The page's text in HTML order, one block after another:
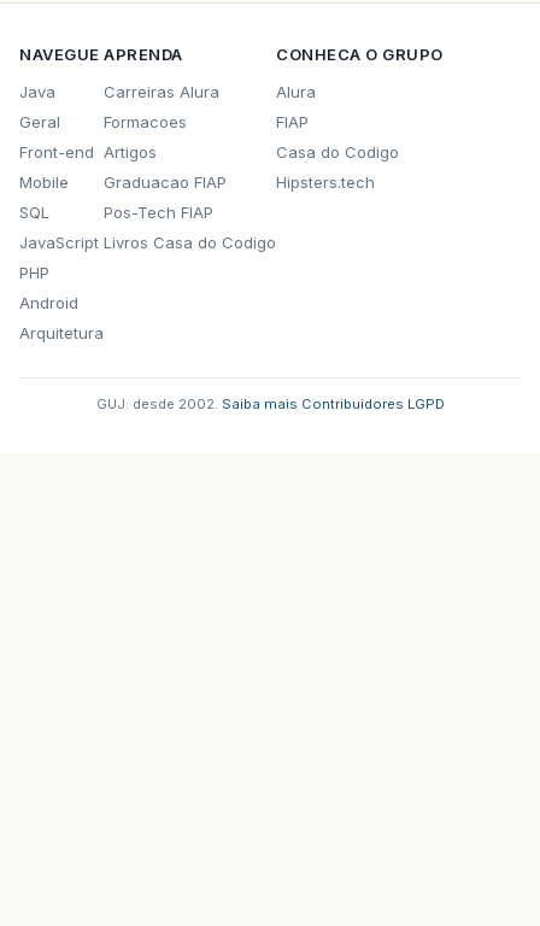
NAVEGUE
Java
Geral
Front-end
Mobile
SQL
JavaScript
PHP
Android
Arquitetura
APRENDA
Carreiras Alura
Formacoes
Artigos
Graduacao FIAP
Pos-Tech FIAP
Livros Casa do Codigo
CONHECA O GRUPO
Alura
FIAP
Casa do Codigo
Hipsters.tech
GUJ: desde 2002. Saiba mais Contribuidores LGPD